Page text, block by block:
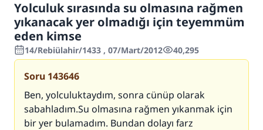
Yolculuk sırasında su olmasına rağmen
yıkanacak yer olmadığı için teyemmüm
eden kimse
14/Rebiülahir/1433 , 07/Mart/2012 40,295
Soru 143646
Ben, yolculuktaydım, sonra cünüp olarak
sabahladım.Su olmasına rağmen yıkanmak için
bir yer bulamadım. Bundan dolayı farz